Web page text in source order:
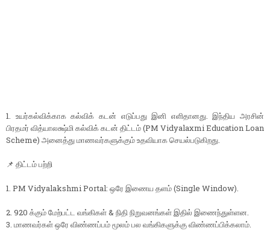
1. உயர்கல்விக்காக கல்விக் கடன் எடுப்பது இனி எளிதானது. இந்திய அரசின்
பிரதமர் வித்யாலக்ஷ்மி கல்விக் கடன் திட்டம் (PM Vidyalaxmi Education Loan
Scheme) அனைத்து மாணவர்களுக்கும் உதவியாக செயல்படுகிறது.
📌 திட்டம் பற்றி
1. PM Vidyalakshmi Portal: ஒரே இணைய தளம் (Single Window).
2. 920 க்கும் மேற்பட்ட வங்கிகள் & நிதி நிறுவனங்கள் இதில் இணைந்துள்ளன.
3. மாணவர்கள் ஒரே விண்ணப்பம் மூலம் பல வங்கிகளுக்கு விண்ணப்பிக்கலாம்.